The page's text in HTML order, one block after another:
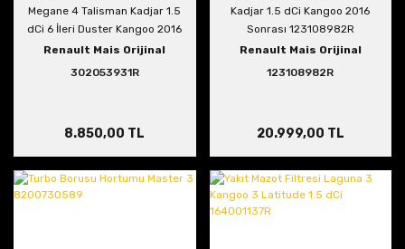
Megane 4 Talisman Kadjar 1.5
dCi 6 İleri Duster Kangoo 2016
Sonrası 302053931R
Renault Mais Orijinal
302053931R
8.850,00 TL
Kadjar 1.5 dCi Kangoo 2016
Sonrası 123108982R
Renault Mais Orijinal
123108982R
20.999,00 TL